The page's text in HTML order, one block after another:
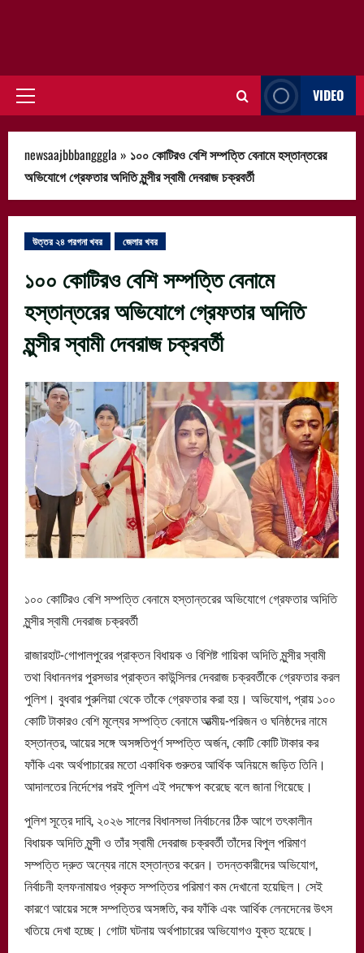
Primary
VIDEO
newsaajbbbangggla » ১০০ কোটিরও বেশি সম্পত্তি বেনামে হস্তান্তরের
অভিযোগে গ্রেফতার অদিতি মুন্সীর স্বামী দেবরাজ চক্রবর্তী
উত্তর ২৪ পরগনা খবর জেলার খবর
১০০ কোটিরও বেশি সম্পত্তি বেনামে
হস্তান্তরের অভিযোগে গ্রেফতার অদিতি
মুন্সীর স্বামী দেবরাজ চক্রবর্তী
১০০ কোটিরও বেশি সম্পত্তি বেনামে হস্তান্তরের অভিযোগে গ্রেফতার অদিতি
মুন্সীর স্বামী দেবরাজ চক্রবর্তী
রাজারহাট-গোপালপুরের প্রাক্তন বিধায়ক ও বিশিষ্ট গায়িকা অদিতি মুন্সীর স্বামী
তথা বিধাননগর পুরসভার প্রাক্তন কাউন্সিলর দেবরাজ চক্রবর্তীকে গ্রেফতার করল
পুলিশ। বুধবার পুরুলিয়া থেকে তাঁকে গ্রেফতার করা হয়। অভিযোগ, প্রায় ১০০
কোটি টাকারও বেশি মূল্যের সম্পত্তি বেনামে আত্মীয়-পরিজন ও ঘনিষ্ঠদের নামে
হস্তান্তর, আয়ের সঙ্গে অসঙ্গতিপূর্ণ সম্পত্তি অর্জন, কোটি কোটি টাকার কর
ফাঁকি এবং অর্থপাচারের মতো একাধিক গুরুতর আর্থিক অনিয়মে জড়িত তিনি।
আদালতের নির্দেশের পরই পুলিশ এই পদক্ষেপ করেছে বলে জানা গিয়েছে।
পুলিশ সূত্রে দাবি, ২০২৬ সালের বিধানসভা নির্বাচনের ঠিক আগে তৎকালীন
বিধায়ক অদিতি মুন্সী ও তাঁর স্বামী দেবরাজ চক্রবর্তী তাঁদের বিপুল পরিমাণ
সম্পত্তি দ্রুত অন্যের নামে হস্তান্তর করেন। তদন্তকারীদের অভিযোগ,
নির্বাচনী হলফনামায়ও প্রকৃত সম্পত্তির পরিমাণ কম দেখানো হয়েছিল। সেই
কারণে আয়ের সঙ্গে সম্পত্তির অসঙ্গতি, কর ফাঁকি এবং আর্থিক লেনদেনের উৎস
খতিয়ে দেখা হচ্ছে। গোটা ঘটনায় অর্থপাচারের অভিযোগও যুক্ত হয়েছে।